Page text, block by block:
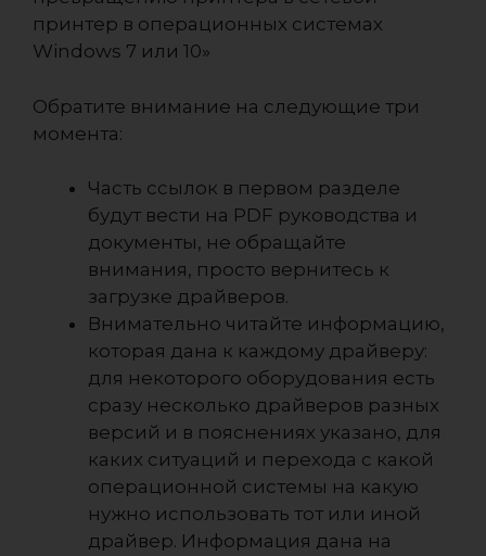
Обратите внимание на следующие три
момента:
Часть ссылок в первом разделе
будут вести на PDF руководства и
документы, не обращайте
внимания, просто вернитесь к
загрузке драйверов.
Внимательно читайте информацию,
которая дана к каждому драйверу:
для некоторого оборудования есть
сразу несколько драйверов разных
версий и в пояснениях указано, для
каких ситуаций и перехода с какой
операционной системы на какую
нужно использовать тот или иной
драйвер. Информация дана на